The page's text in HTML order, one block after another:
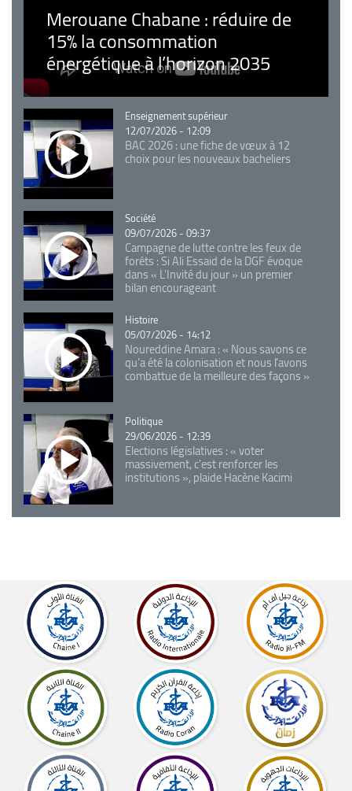
Merouane Chabane : réduire de
15% la consommation
énergétique à l’horizon 2035
Catégorie
Enseignement supérieur
12/07/2026 - 12:09
BAC 2026 : une fiche de vœux à 12
choix pour les nouveaux bacheliers
Catégorie
Société
09/07/2026 - 09:37
Campagne de lutte contre les feux de
forêts : Si Ali Essaid de la DGF évoque
dans « L'Invité du jour » un premier
bilan encourageant
Catégorie
Histoire
05/07/2026 - 14:12
Noureddine Amara : « Nous savons ce
qu’a été la colonisation et nous l’avons
combattue de la meilleure des façons »
Catégorie
Politique
29/06/2026 - 12:39
Elections législatives : « voter
massivement, c'est renforcer les
institutions », plaide Hacène Kacimi